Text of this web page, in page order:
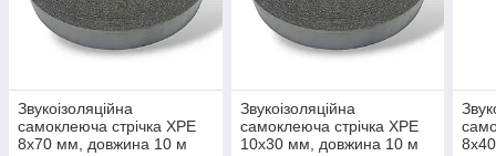
Звукоізоляційна
самоклеюча стрічка XPE
8х70 мм, довжина 10 м
Звукоізоляційна
самоклеюча стрічка XPE
10х30 мм, довжина 10 м